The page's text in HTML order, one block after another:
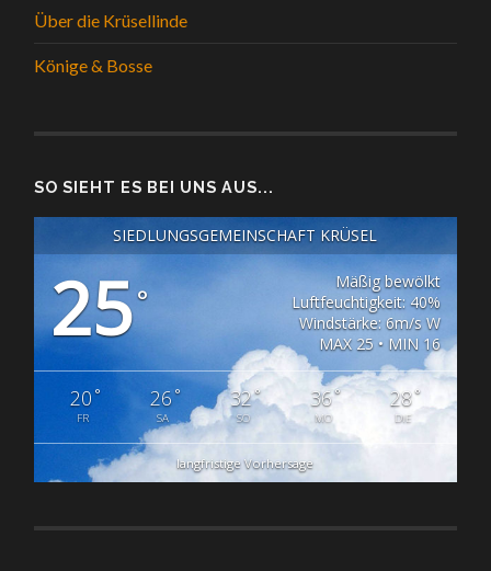
Über die Krüsellinde
Könige & Bosse
SO SIEHT ES BEI UNS AUS...
SIEDLUNGSGEMEINSCHAFT KRÜSEL
25°
Mäßig bewölkt
Luftfeuchtigkeit: 40%
Windstärke: 6m/s W
MAX 25 • MIN 16
20°
FR
26°
SA
32°
SO
36°
MO
28°
DIE
langfristige Vorhersage